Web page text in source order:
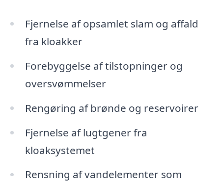
Fjernelse af opsamlet slam og affald
fra kloakker
Forebyggelse af tilstopninger og
oversvømmelser
Rengøring af brønde og reservoirer
Fjernelse af lugtgener fra
kloaksystemet
Rensning af vandelementer som